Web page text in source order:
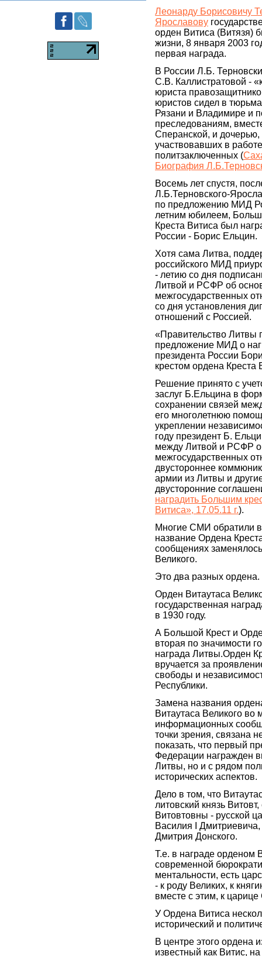
Леонарду Борисовичу
Ярославову
орден Витиса (Витязя)
жизни, 8 января 2003
первая награда.
В России Л.Б.
С.В. Каллистратовой -
юриста
юристов сидел в
Рязани и Владимире и
преследованиям,
Сперанской, и дочерью,
участвовавших в
политзаключенных (
Биография
Восемь лет спустя,
Л.Б.Терновского-
по предложению МИД
летним юбилеем,
Креста Витиса был
России - Борис Ельцин.
Хотя сама Литва,
российского МИД
- летию со дня
Литвой и РСФР об
межгосударственных
со дня установления
отношений с Россией.
«Правительство Литвы
предложение МИД о
президента России
крестом ордена Креста
Решение принято с
заслуг Б.Ельцина в
сохранении связей
его многолетнюю
укреплении
году президент Б.
между Литвой и РСФР
межгосударственных
двустороннее
армии из Литвы и
двусторонние
наградить Большим
Витиса», 17.05.11 г.).
Многие СМИ обратили
название Ордена
сообщениях
Великого.
Это два разных ордена.
Орден Витаутаса
государственная
в 1930 году.
А Большой Крест и
вторая по значимости
награда Литвы.Орден
вручается за
свободы и
Республики.
Замена названия
Витаутаса Великого во
информационных
точки зрения, связана
показать, что первый
Федерации награжден
Литвы, но и с рядом
исторических аспектов.
Дело в том, что
литовский князь
Витовтовны - русской
Василия I
Дмитрия Донского.
Т.е. в награде орденом
современной
ментальности, есть
- к роду Великих, к
вместе с этим, к
У Ордена Витиса
исторический и
В центре этого ордена
известный как Витис,